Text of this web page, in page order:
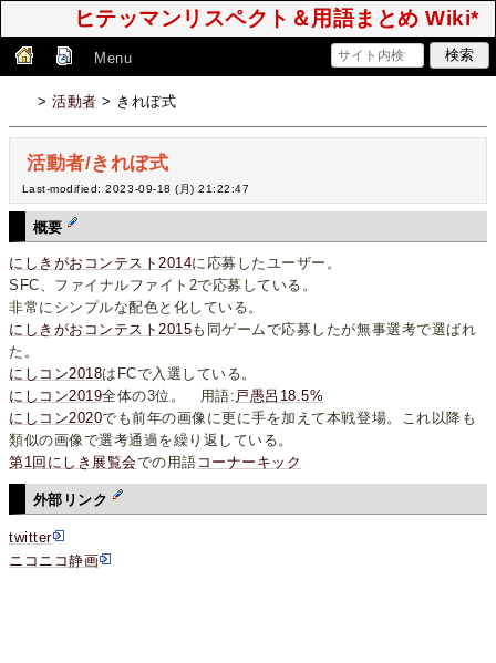
ヒテッマンリスペクト＆用語まとめ Wiki*
Menu
>活動者 > きれぼ式
活動者/きれぼ式
Last-modified: 2023-09-18 (月) 21:22:47
概要
にしきがおコンテスト2014に応募したユーザー。
SFC、ファイナルファイト2で応募している。
非常にシンプルな配色と化している。
にしきがおコンテスト2015も同ゲームで応募したが無事選考で選ばれ
た。
にしコン2018はFCで入選している。
にしコン2019全体の3位。 用語: 戸愚呂18.5%
にしコン2020でも前年の画像に更に手を加えて本戦登場。これ以降も
類似の画像で選考通過を繰り返している。
第1回にしき展覧会での用語 コーナーキック
外部リンク
twitter
ニコニコ静画